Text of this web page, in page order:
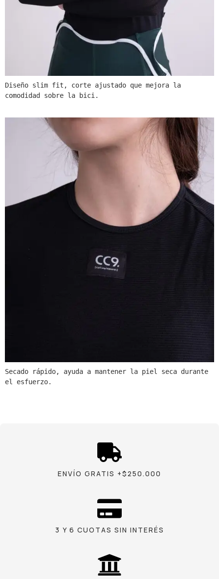
Diseño slim fit, corte ajustado que mejora la
comodidad sobre la bici.
Secado rápido, ayuda a mantener la piel seca durante
el esfuerzo.
ENVÍO GRATIS +$250.000
3 Y 6 CUOTAS SIN INTERÉS